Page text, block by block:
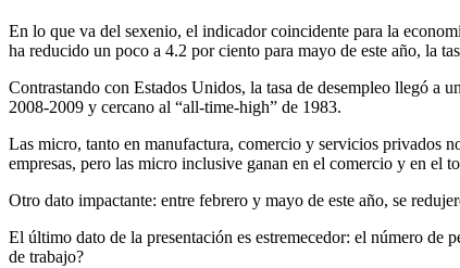
En lo que va del sexenio, el indicador coincidente para la
ha reducido un poco a 4.2 por ciento para mayo de este año, la
Contrastando con Estados Unidos, la tasa de desempleo llegó a
2008-2009 y cercano al “all-time-high” de 1983.
Las micro, tanto en manufactura, comercio y servicios privados
empresas, pero las micro inclusive ganan en el comercio y en el
Otro dato impactante: entre febrero y mayo de este año, se
El último dato de la presentación es estremecedor: el número de
de trabajo?